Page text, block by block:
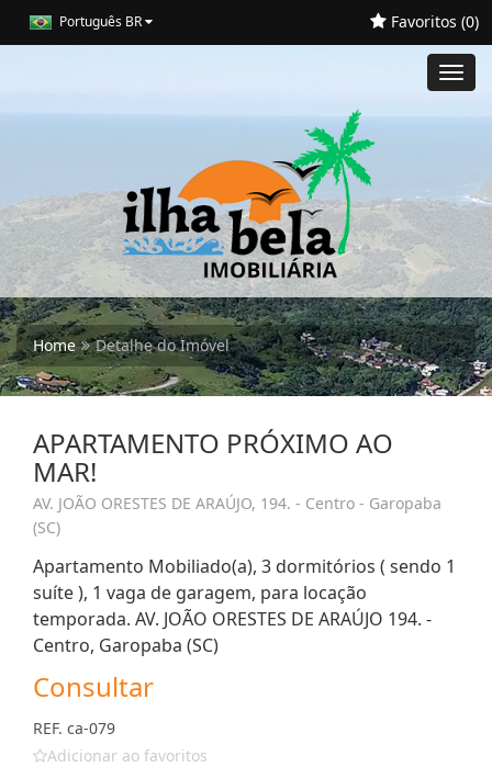
Português BR Favoritos (0)
Home Detalhe do Imóvel
APARTAMENTO PRÓXIMO AO
MAR!
AV. JOÃO ORESTES DE ARAÚJO, 194. - Centro - Garopaba
(SC)
Apartamento Mobiliado(a), 3 dormitórios ( sendo 1
suíte ), 1 vaga de garagem, para locação
temporada. AV. JOÃO ORESTES DE ARAÚJO 194. -
Centro, Garopaba (SC)
Consultar
REF. ca-079
Adicionar ao favoritos